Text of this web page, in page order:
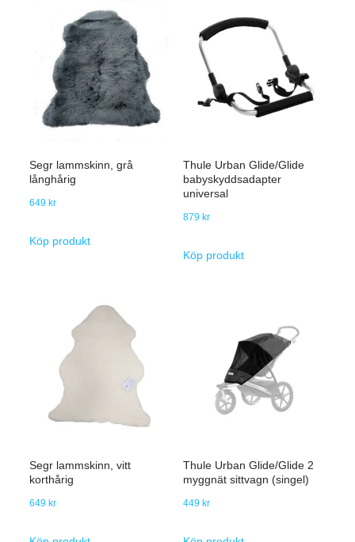
Segr lammskinn, grå
långhårig
649 kr
Köp produkt
Thule Urban Glide/Glide
babyskyddsadapter
universal
879 kr
Köp produkt
Segr lammskinn, vitt
korthårig
649 kr
Thule Urban Glide/Glide 2
myggnät sittvagn (singel)
449 kr